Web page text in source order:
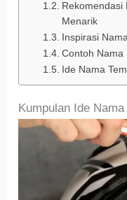
Rekomendasi
Menarik
Inspirasi
Contoh Nama
Ide Nama
Kumpulan Ide